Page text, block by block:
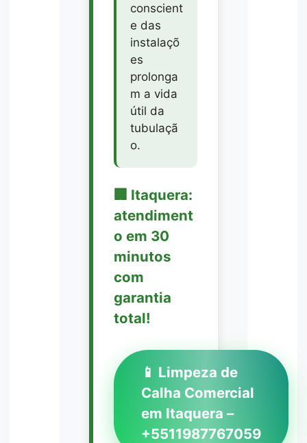
conscient
e das
instalaçõ
es
prolonga
m a vida
útil da
tubulaçã
o.
🏢 Itaquera:
atendiment
o em 30
minutos
com
garantia
total!
📱 Limpeza de
Calha Comercial
em Itaquera –
+5511987767059